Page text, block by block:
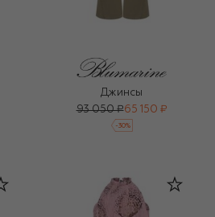
Джинсы
93 050 ₽65 150 ₽
-30%